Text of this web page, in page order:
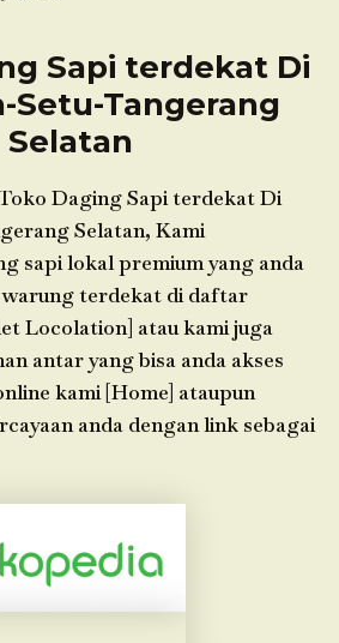
Sapi terdekat Di
Setu-Tangerang
Selatan
Daging Sapi terdekat Di
Selatan, Kami
sapi lokal premium yang anda
terdekat di daftar
Locolation] atau kami juga
antar yang bisa anda akses
kami [Home] ataupun
anda dengan link sebagai